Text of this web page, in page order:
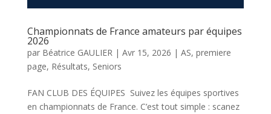
Championnats de France amateurs par équipes
2026
par Béatrice GAULIER| Avr 15, 2026 | AS, premiere
page, Résultats, Seniors
FAN CLUB DES ÉQUIPES Suivez les équipes sportives
en championnats de France. C’est tout simple : scanez